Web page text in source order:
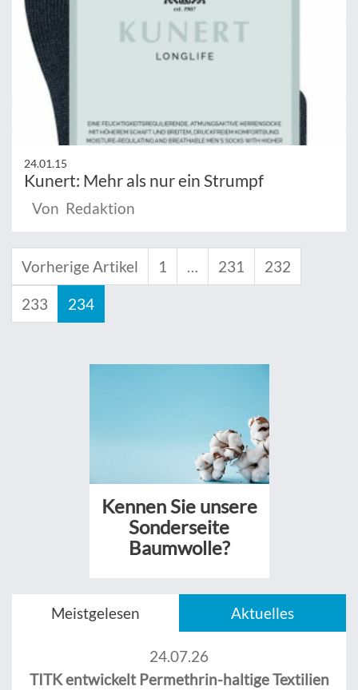
24.01.15
Kunert: Mehr als nur ein Strumpf
Von Redaktion
Vorherige Artikel 1 … 231 232
233 234
Kennen Sie unsere
Sonderseite
Baumwolle?
Meistgelesen Aktuelles
24.07.26
TITK entwickelt Permethrin-haltige Textilien